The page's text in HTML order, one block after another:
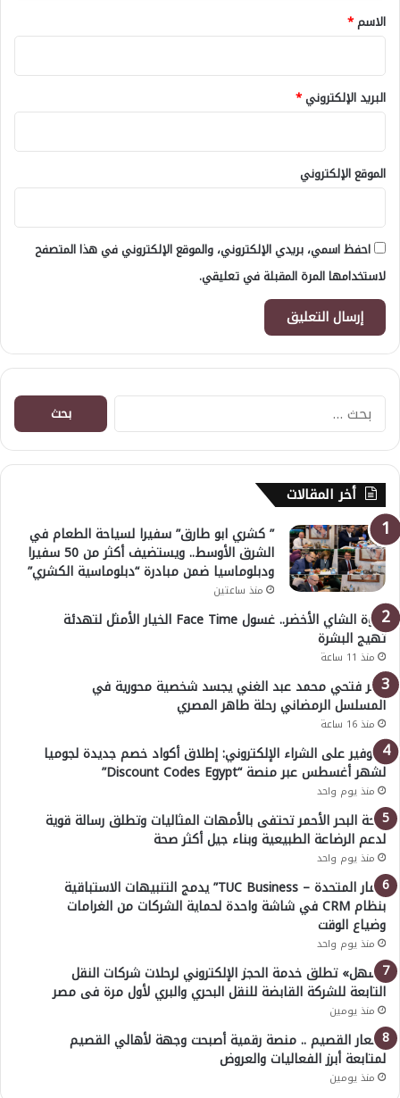
*
الاسم*
البريد الإلكتروني*
الموقع الإلكتروني
احفظ اسمي، بريدي الإلكتروني، والموقع الإلكتروني في هذا المتصفح
لاستخدامها المرة المقبلة في تعليقي.
البحث
عن:
أخر المقالات
” كشري ابو طارق” سفيرا لسياحة الطعام في
الشرق الأوسط.. ويستضيف أكثر من 50 سفيرا
ودبلوماسيا ضمن مبادرة “دبلوماسية الكشري”
منذ ساعتين
قوة الشاي الأخضر.. غسول Face Time الخيار الأمثل لتهدئة
تهيج البشرة
منذ 11 ساعة
عمر فتحي محمد عبد الغني يجسد شخصية محورية في
المسلسل الرمضاني رحلة طاهر المصري
منذ 16 ساعة
للتوفير على الشراء الإلكتروني: إطلاق أكواد خصم جديدة لجوميا
لشهر أغسطس عبر منصة “Discount Codes Egypt”
منذ يوم واحد
صحة البحر الأحمر تحتفى بالأمهات المثاليات وتطلق رسالة قوية
لدعم الرضاعة الطبيعية وبناء جيل أكثر صحة
منذ يوم واحد
“ثمار المتحدة – TUC Business” يدمج التنبيهات الاستباقية
بنظام CRM في شاشة واحدة لحماية الشركات من الغرامات
وضياع الوقت
منذ يوم واحد
«سهل» تطلق خدمة الحجز الإلكتروني لرحلات شركات النقل
التابعة للشركة القابضة للنقل البحري والبري لأول مرة فى مصر
منذ يومين
أسعار القصيم .. منصة رقمية أصبحت وجهة لأهالي القصيم
لمتابعة أبرز الفعاليات والعروض
منذ يومين